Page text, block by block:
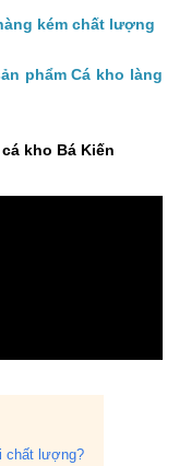
kém chất lượng
phẩm Cá kho làng
kho Bá Kiến
chất lượng?